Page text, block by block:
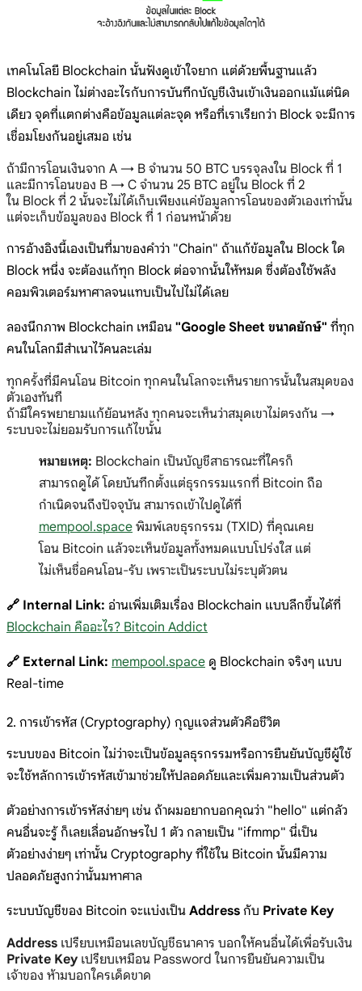
เทคโนโลยี Blockchain นั้นฟังดูเข้าใจยาก แต่ด้วยพื้นฐานแล้ว
Blockchain ไม่ต่างอะไรกับการบันทึกบัญชีเงินเข้าเงินออกแม้แต่นิด
เดียว จุดที่แตกต่างคือข้อมูลแต่ละจุด หรือที่เราเรียกว่า Block จะมีการ
เชื่อมโยงกันอยู่เสมอ เช่น
ถ้ามีการโอนเงินจาก A → B จำนวน 50 BTC บรรจุลงใน Block ที่ 1
และมีการโอนของ B → C จำนวน 25 BTC อยู่ใน Block ที่ 2
ใน Block ที่ 2 นั้นจะไม่ได้เก็บเพียงแค่ข้อมูลการโอนของตัวเองเท่านั้น
แต่จะเก็บข้อมูลของ Block ที่ 1 ก่อนหน้าด้วย
การอ้างอิงนี้เองเป็นที่มาของคำว่า "Chain" ถ้าแก้ข้อมูลใน Block ใด
Block หนึ่ง จะต้องแก้ทุก Block ต่อจากนั้นให้หมด ซึ่งต้องใช้พลัง
คอมพิวเตอร์มหาศาลจนแทบเป็นไปไม่ได้เลย
ลองนึกภาพ Blockchain เหมือน "Google Sheet ขนาดยักษ์" ที่ทุก
คนในโลกมีสำเนาไว้คนละเล่ม
ทุกครั้งที่มีคนโอน Bitcoin ทุกคนในโลกจะเห็นรายการนั้นในสมุดของ
ตัวเองทันที
ถ้ามีใครพยายามแก้ย้อนหลัง ทุกคนจะเห็นว่าสมุดเขาไม่ตรงกัน →
ระบบจะไม่ยอมรับการแก้ไขนั้น
หมายเหตุ: Blockchain เป็นบัญชีสาธารณะที่ใครก็
สามารถดูได้ โดยบันทึกตั้งแต่ธุรกรรมแรกที่ Bitcoin ถือ
กำเนิดจนถึงปัจจุบัน สามารถเข้าไปดูได้ที่
mempool.space พิมพ์เลขธุรกรรม (TXID) ที่คุณเคย
โอน Bitcoin แล้วจะเห็นข้อมูลทั้งหมดแบบโปร่งใส แต่
ไม่เห็นชื่อคนโอน-รับ เพราะเป็นระบบไม่ระบุตัวตน
🔗 Internal Link: อ่านเพิ่มเติมเรื่อง Blockchain แบบลึกขึ้นได้ที่
Blockchain คืออะไร? Bitcoin Addict
🔗 External Link: mempool.space ดู Blockchain จริงๆ แบบ
Real-time
2. การเข้ารหัส (Cryptography) กุญแจส่วนตัวคือชีวิต
ระบบของ Bitcoin ไม่ว่าจะเป็นข้อมูลธุรกรรมหรือการยืนยันบัญชีผู้ใช้
จะใช้หลักการเข้ารหัสเข้ามาช่วยให้ปลอดภัยและเพิ่มความเป็นส่วนตัว
ตัวอย่างการเข้ารหัสง่ายๆ เช่น ถ้าผมอยากบอกคุณว่า "hello" แต่กลัว
คนอื่นจะรู้ ก็เลยเลื่อนอักษรไป 1 ตัว กลายเป็น "ifmmp" นี่เป็น
ตัวอย่างง่ายๆ เท่านั้น Cryptography ที่ใช้ใน Bitcoin นั้นมีความ
ปลอดภัยสูงกว่านั้นมหาศาล
ระบบบัญชีของ Bitcoin จะแบ่งเป็น Address กับ Private Key
Address เปรียบเหมือนเลขบัญชีธนาคาร บอกให้คนอื่นได้เพื่อรับเงิน
Private Key เปรียบเหมือน Password ในการยืนยันความเป็น
เจ้าของ ห้ามบอกใครเด็ดขาด